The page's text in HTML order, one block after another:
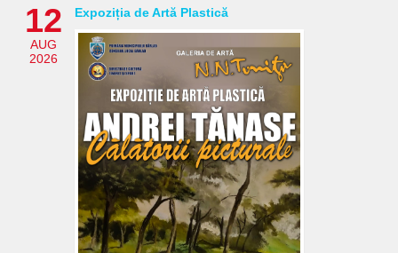
12
AUG
2026
Expoziția de Artă Plastică